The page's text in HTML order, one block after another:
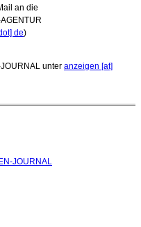
an die
de)
unter anzeigen [at]